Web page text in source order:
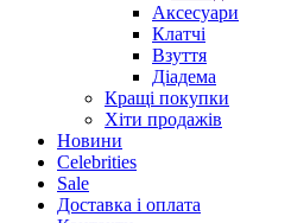
Аксесуари
Клатчі
Взуття
Діадема
Кращі покупки
Хіти продажів
Новини
Celebrities
Sale
Доставка і оплата